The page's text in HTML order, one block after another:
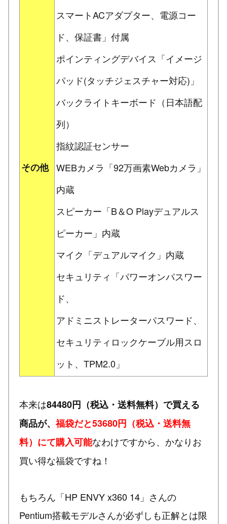
その他
スマートACアダプター、電源コー
ド、保証書」付属
ポインティングデバイス「イメージ
パッド(タッチジェスチャー対応)」
バックライトキーボード（日本語配
列）
指紋認証センサー
WEBカメラ「92万画素Webカメラ」
内蔵
スピーカー「B＆O Playデュアルス
ピーカー」内蔵
マイク「デュアルマイク」内蔵
セキュリティ「パワーオンパスワー
ド、
アドミニストレーターパスワード、
セキュリティロックケーブル用スロ
ット、TPM2.0」
本来は84480円（税込・送料無料）で買える
商品が、 福袋だと53680円（税込・送料無
料）にて購入可能なわけですから、かなりお
買い得な福袋ですね！
もちろん「HP ENVY x360 14」さんの
Pentium搭載モデルさんが必ずしも正解とは限